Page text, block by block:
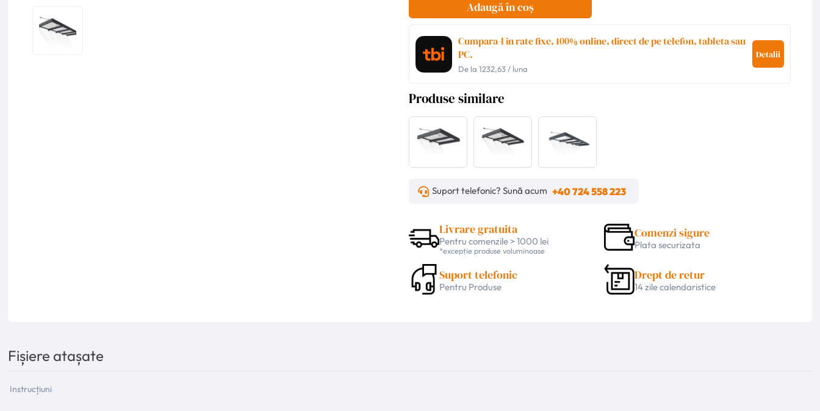
Adaugă în coș
Cumpara-l in rate fixe, 100% online, direct de pe telefon, tableta sau
PC.
De la 1232,63/ luna
Detalii
Produse similare
Suport telefonic? Sună acum +40 724 558 223
Livrare gratuita
Pentru comenzile > 1000 lei
*excepție produse voluminoase
Comenzi sigure
Plata securizata
Suport telefonic
Pentru Produse
Drept de retur
14 zile calendaristice
Fișiere atașate
Instrucțiuni